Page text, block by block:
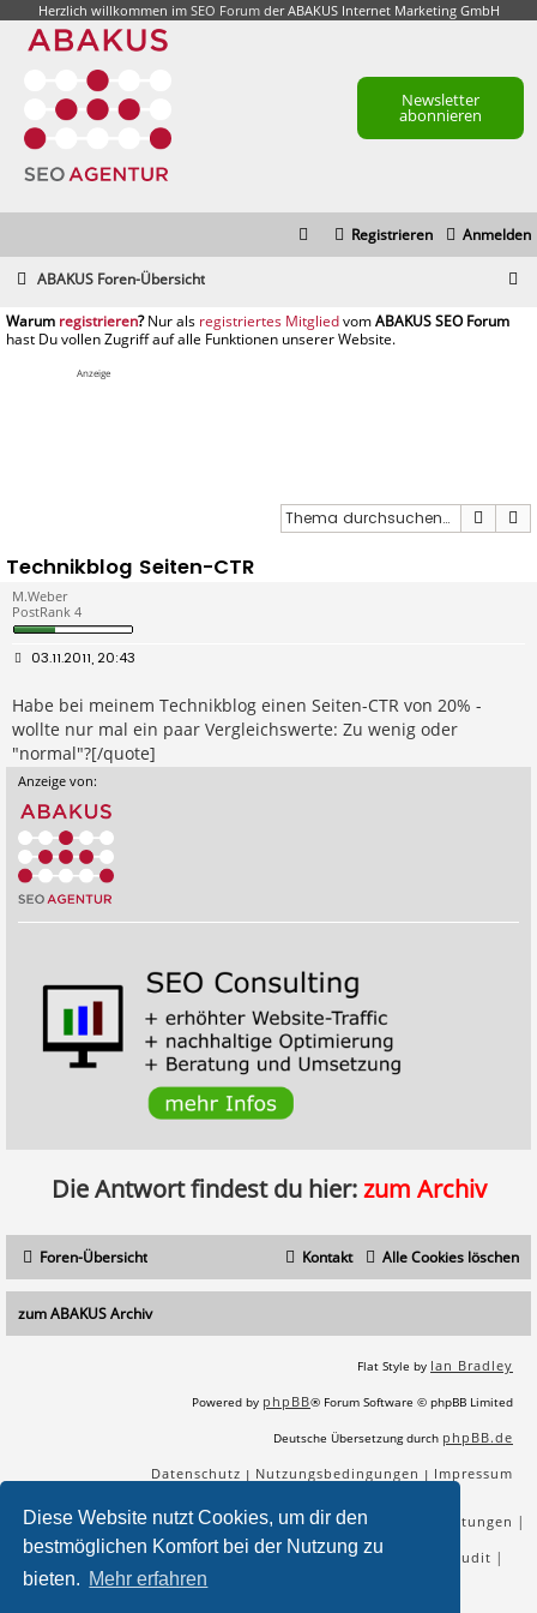
Diese Website nutzt Cookies, um dir den
bestmöglichen Komfort bei der Nutzung zu
bieten. Mehr erfahren
Herzlich willkommen im SEO Forumder ABAKUS Internet Marketing GmbH
Newsletter
abonnieren
Anmelden
Registrieren
ABAKUS Foren-Übersicht
registrieren registriertes Mitglied
Anzeige
Suche
Technikblog Seiten-CTR
M.Weber
PostRank 4
B
t
r
a
g
03.11.2011, 20:43
Habe bei meinem Technikblog einen Seiten-CTR von 20% -
wollte nur mal ein paar Vergleichswerte: Zu wenig oder
"normal"?[/quote]
Anzeige von:
Die Antwort findest du hier:zum Archiv
Foren-Übersicht Alle Cookies löschen
Kontakt
zum ABAKUS Archiv
Flat Style by Ian Bradley
Powered by phpBB® Forum Software © phpBB Limited
Deutsche Übersetzung durch phpBB.de
Datenschutz | Nutzungsbedingungen | Impressum
SEO Agentur|SEO Blog |SEO Online Tools|SEO Dienstleistungen |
SEO Workshops |SEO Beratung|Backlinks kaufen SEO Audit |
SEO Tools gratis